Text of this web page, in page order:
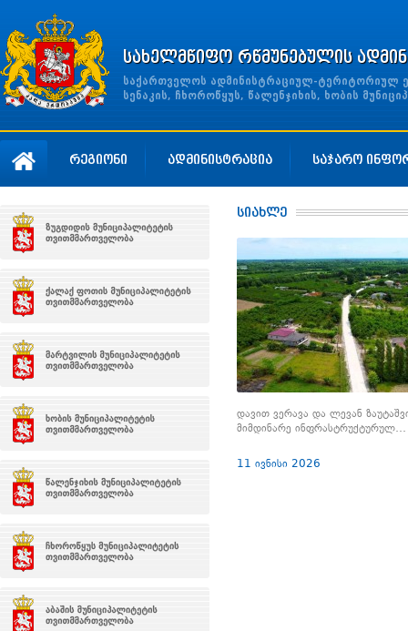
სახელმწიფო რწმუნებულის
საქართველოს ადმინისტრაციულ-ტერიტორიულ
სენაკის, ჩხოროწყუს, წალენჯიხის, ხობის
რეგიონი ადმინისტრაცია საჯარო
სიახლე
დავით ვერავა და ლევან
მიმდინარე ინფრასტრუქტურულ…
11 ივნისი 2026